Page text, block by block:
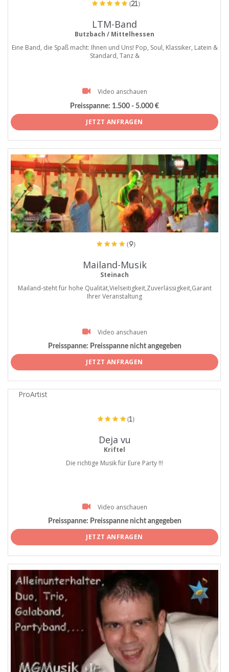
(21)
LTM-Band
Butzbach / Mittelhessen
Eine Band, die Spaß macht: Ihnen und Uns! Pop, Soul, Klassiker, Latein &
Standard, Tanz &
Video anschauen
Preisspanne: 1.500 - 5.000 €
JETZT ANFRAGEN
ProArtist
(9)
Mailand-Musik
Steinach
Mailand-steht für hohe Qualität,Vielseitigkeit,Zuverlässigkeit,Garant
Ihrer Veranstaltung
Video anschauen
Preisspanne: Preisspanne nicht angegeben
JETZT ANFRAGEN
ProArtist
(1)
Deja vu
Kriftel
Die richtige Musik für Eure Party !!!
Video anschauen
Preisspanne: Preisspanne nicht angegeben
JETZT ANFRAGEN
ProArtist